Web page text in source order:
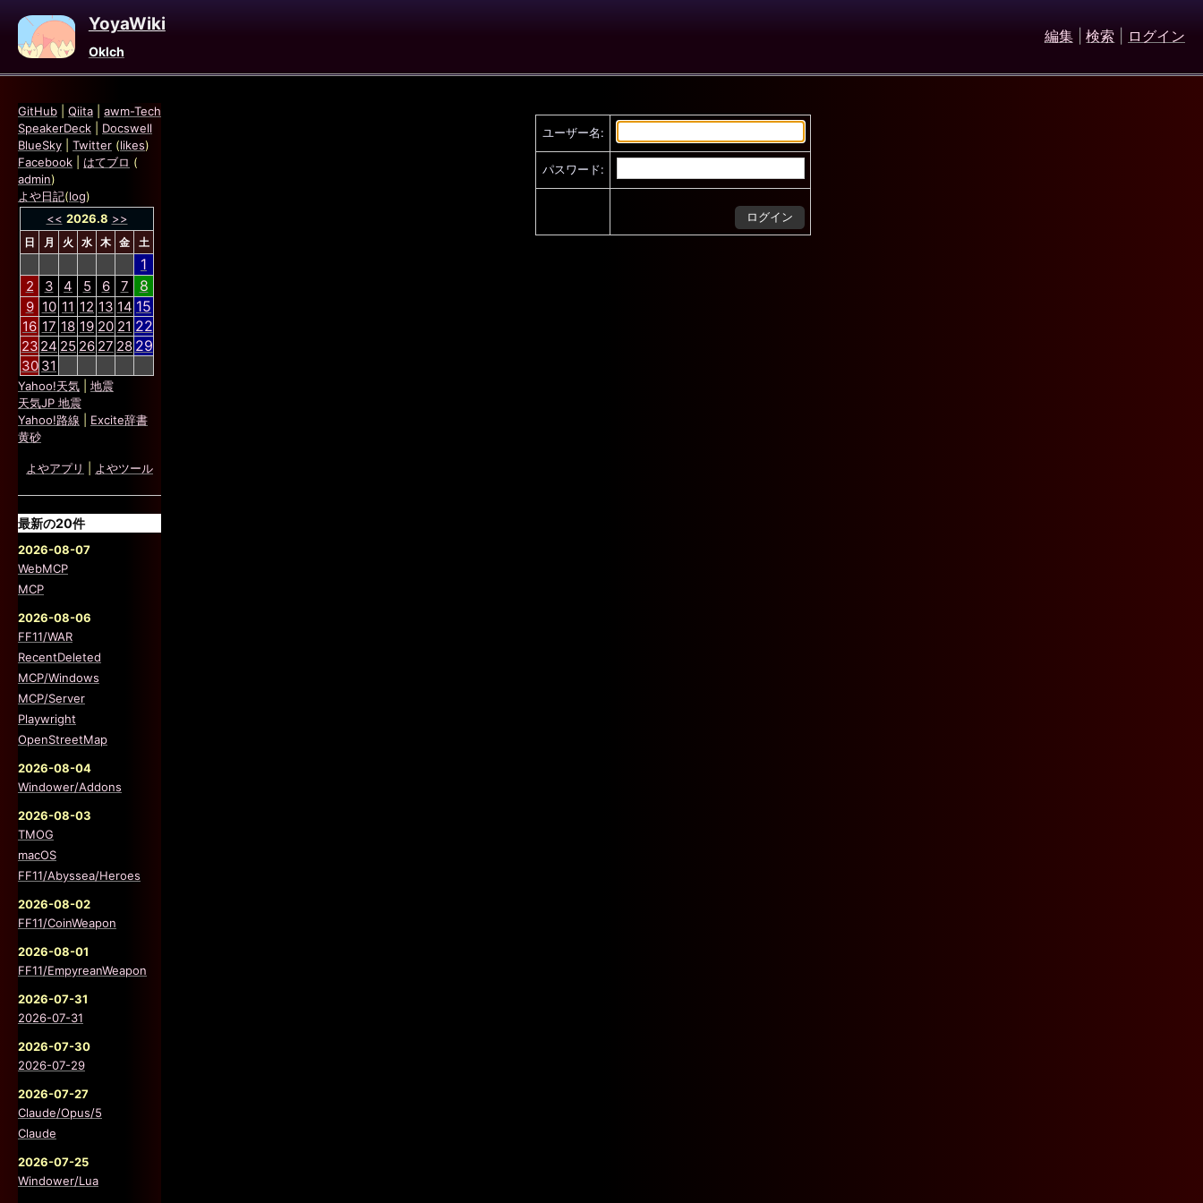
YoyaWiki
Oklch
編集 検索 ログイン
ユーザー名:
パスワード:
GitHub Qiita
awm-Tech
SpeakerDeck
Docswell
BlueSky
Twitter (likes)
Facebook
はてブロ (
admin)
よや日記(log)
<< 2026.8 >>
日 月 火 水 木 金 土
1
2 3 4 5 6 7 8
9 10 11 12 13 14 15
16 17 18 19 20 21 22
23 24 25 26 27 28 29
30 31
Yahoo!天気
地震
天気JP 地震
Yahoo!路線
Excite辞書
黄砂
よやアプリ よやツール
最新の20件
2026-08-07
WebMCP
MCP
2026-08-06
FF11/WAR
RecentDeleted
MCP/Windows
MCP/Server
Playwright
OpenStreetMap
2026-08-04
Windower/Addons
2026-08-03
TMOG
macOS
FF11/Abyssea/Heroes
2026-08-02
FF11/CoinWeapon
2026-08-01
FF11/EmpyreanWeapon
2026-07-31
2026-07-31
2026-07-30
2026-07-29
2026-07-27
Claude/Opus/5
Claude
2026-07-25
Windower/Lua